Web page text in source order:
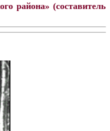
района» (составитель